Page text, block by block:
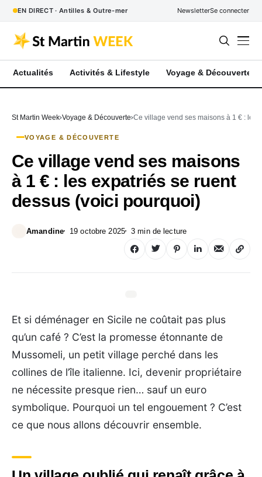
EN DIRECT · Antilles & Outre-mer NewsletterSe connecter
Actualités Activités & Lifestyle Voyage & Découverte
St Martin Week Voyage & Découverte Ce village vend ses maisons à 1 € : les
VOYAGE & DÉCOUVERTE
Ce village vend ses maisons
à 1 € : les expatriés se ruent
dessus (voici pourquoi)
Amandine 19 octobre 2025 3 min de lecture
Et si déménager en Sicile ne coûtait pas plus
qu’un café ? C’est la promesse étonnante de
Mussomeli, un petit village perché dans les
collines de l’île italienne. Ici, devenir propriétaire
ne nécessite presque rien… sauf un euro
symbolique. Pourquoi un tel engouement ? C’est
ce que nous allons découvrir ensemble.